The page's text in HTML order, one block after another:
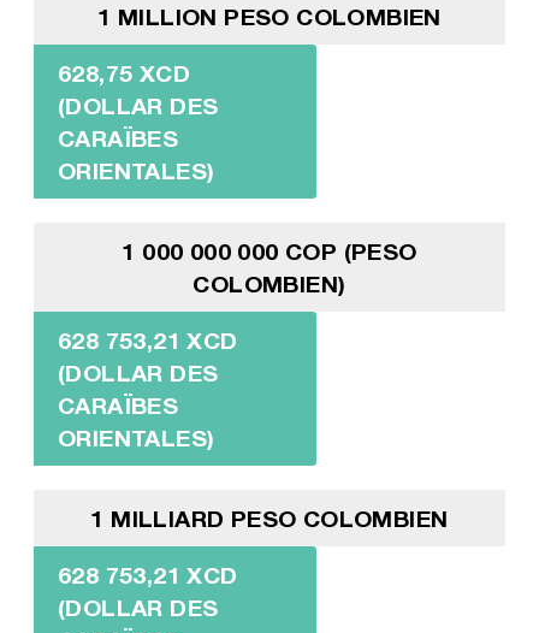
1 MILLION PESO COLOMBIEN
628,75 XCD
(DOLLAR DES
CARAÏBES
ORIENTALES)
1 000 000 000 COP (PESO
COLOMBIEN)
628 753,21 XCD
(DOLLAR DES
CARAÏBES
ORIENTALES)
1 MILLIARD PESO COLOMBIEN
628 753,21 XCD
(DOLLAR DES